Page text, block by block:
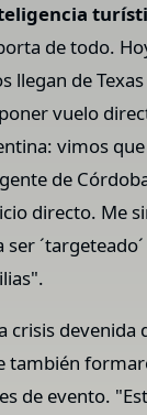
de todo.
llegan de
vuelo
vimos
de
directo. Me
crisis devenida
también
de evento.